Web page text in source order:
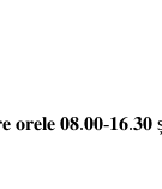
𝐨𝐫𝐞𝐥𝐞 𝟎𝟖.𝟎𝟎-